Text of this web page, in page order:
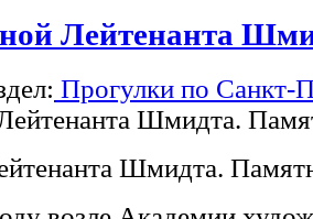
Лейтенанта
Прогулки по Санкт-
Шмидта.